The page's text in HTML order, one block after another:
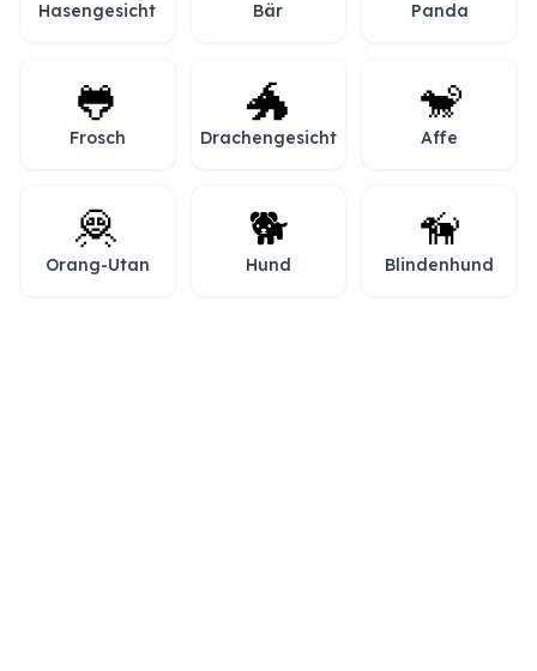
Hasengesicht Bär Panda
🐸
Frosch
🐲
Drachengesicht
🐒
Affe
🦧
Orang-Utan
🐕
Hund
🦮
Blindenhund